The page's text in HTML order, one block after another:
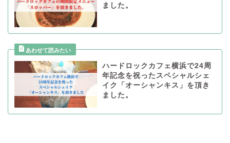
ました。
ハードロックカフェ横浜で24周
年記念を祝ったスペシャルシェ
イク「オーシャンキス」を頂き
ました。